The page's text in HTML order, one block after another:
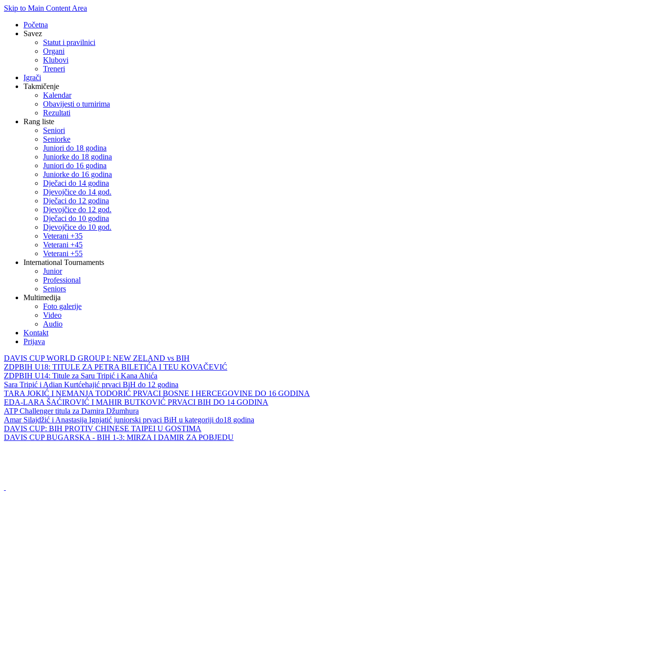
Skip to Main Content Area
Početna
Savez
Statut i pravilnici
Organi
Klubovi
Treneri
Igrači
Takmičenje
Kalendar
Obavijesti o turnirima
Rezultati
Rang liste
Seniori
Seniorke
Juniori do 18 godina
Juniorke do 18 godina
Juniori do 16 godina
Juniorke do 16 godina
Dječaci do 14 godina
Djevojčice do 14 god.
Dječaci do 12 godina
Djevojčice do 12 god.
Dječaci do 10 godina
Djevojčice do 10 god.
Veterani +35
Veterani +45
Veterani +55
International Tournaments
Junior
Professional
Seniors
Multimedija
Foto galerije
Video
Audio
Kontakt
Prijava
DAVIS CUP WORLD GROUP I: NEW ZELAND vs BIH
ZDPBIH U18: TITULE ZA PETRA BILETIĆA I TEU KOVAČEVIĆ
ZDPBIH U14: Titule za Saru Tripić i Kana Ahića
Sara Tripić i Adian Kurtćehajić prvaci BiH do 12 godina
TARA JOKIĆ I NEMANJA TODORIĆ PRVACI BOSNE I HERCEGOVINE DO 16 GODINA
EDA-LARA ŠAĆIROVIĆ I MAHIR BUTKOVIĆ PRVACI BIH DO 14 GODINA
ATP Challenger titula za Damira Džumhura
Amar Silajdžić i Anastasija Ignjatić juniorski prvaci BiH u kategoriji do18 godina
DAVIS CUP: BIH PROTIV CHINESE TAIPEI U GOSTIMA
DAVIS CUP BUGARSKA - BIH 1-3: MIRZA I DAMIR ZA POBJEDU